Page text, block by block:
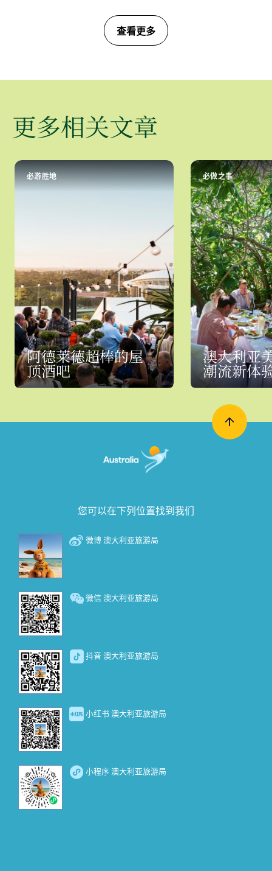
查看更多
更多相关文章
必游胜地
阿德莱德超棒的屋
顶酒吧
必做之事
澳大利亚
潮流新体
您可以在下列位置找到我们
微博 澳大利亚旅游局
微信 澳大利亚旅游局
抖音 澳大利亚旅游局
小红书 澳大利亚旅游局
小程序 澳大利亚旅游局